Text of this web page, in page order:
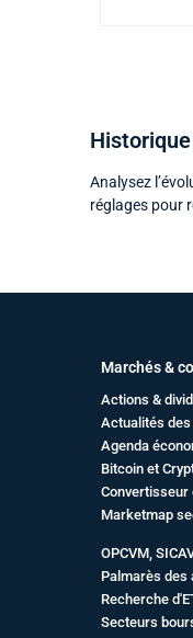
Analysez
réglages pour
Marchés &
Actions &
Actualités
Agenda
Bitcoin et
Convertisseur
Marketmap
OPCVM,
Palmarès des
Recherche
Secteurs